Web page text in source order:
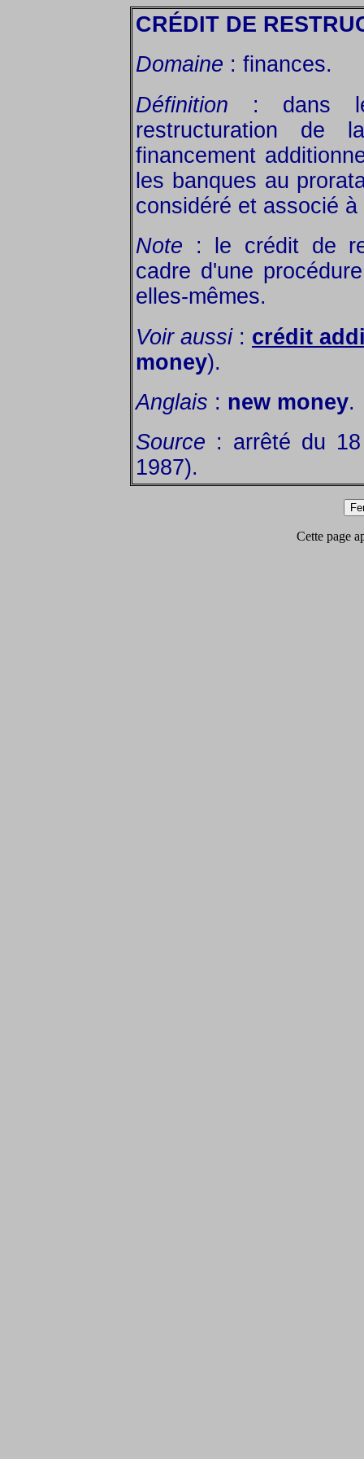
CRÉDIT DE
Domaine : finances.
Définition : dans
restructuration de
financement
les banques au
considéré et associé
Note : le crédit de
cadre d'une
elles-mêmes.
Voir aussi: crédit
money).
Anglais : new money.
Source : arrêté du
1987).
Cette page